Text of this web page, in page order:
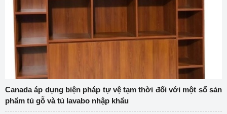
Canada áp dụng biện pháp tự vệ tạm thời đối với một số sản
phẩm tủ gỗ và tủ lavabo nhập khẩu